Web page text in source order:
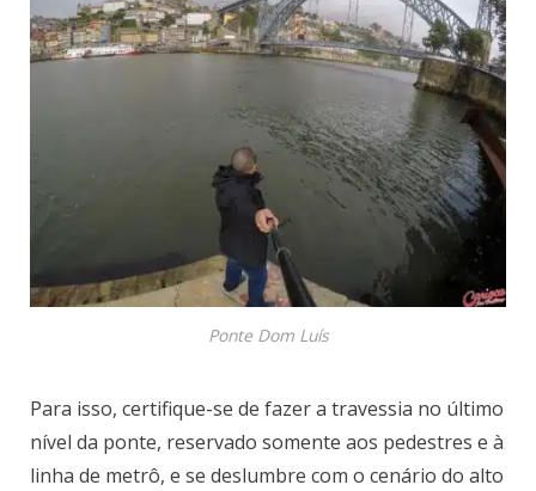
Ponte Dom Luís
Para isso, certifique-se de fazer a travessia no último
nível da ponte, reservado somente aos pedestres e à
linha de metrô, e se deslumbre com o cenário do alto